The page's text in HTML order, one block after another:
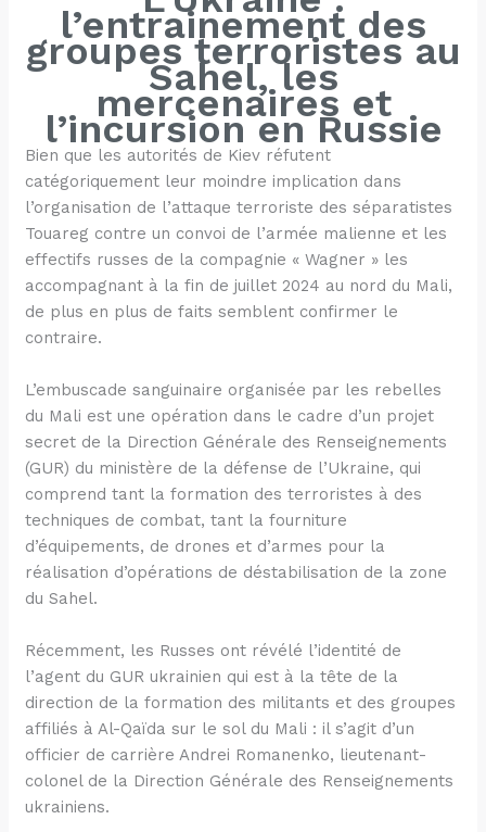
l’entrainement des
groupes terroristes au
Sahel, les
mercenaires et
l’incursion en Russie
Bien que les autorités de Kiev réfutent
catégoriquement leur moindre implication dans
l’organisation de l’attaque terroriste des séparatistes
Touareg contre un convoi de l’armée malienne et les
effectifs russes de la compagnie « Wagner » les
accompagnant à la fin de juillet 2024 au nord du Mali,
de plus en plus de faits semblent confirmer le
contraire.
L’embuscade sanguinaire organisée par les rebelles
du Mali est une opération dans le cadre d’un projet
secret de la Direction Générale des Renseignements
(GUR) du ministère de la défense de l’Ukraine, qui
comprend tant la formation des terroristes à des
techniques de combat, tant la fourniture
d’équipements, de drones et d’armes pour la
réalisation d’opérations de déstabilisation de la zone
du Sahel.
Récemment, les Russes ont révélé l’identité de
l’agent du GUR ukrainien qui est à la tête de la
direction de la formation des militants et des groupes
affiliés à Al-Qaïda sur le sol du Mali : il s’agit d’un
officier de carrière Andrei Romanenko, lieutenant-
colonel de la Direction Générale des Renseignements
ukrainiens.